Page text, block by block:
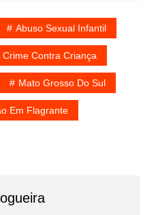
Abuso Sexual Infantil
Crime Contra Criança
Mato Grosso Do Sul
Em Flagrante